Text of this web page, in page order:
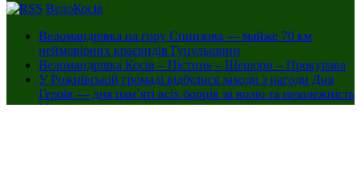
ВелоКосів
Веломандрівка на гору Спинзова — майже 70 км
неймовірних краєвидів Гуцульщини
Веломандрівка Косів – Пістинь – Шешори – Прокурава
У Рожнівській громаді відбулися заходи з нагоди Дня
Героїв — дня пам’яті всіх борців за волю та незалежність
України